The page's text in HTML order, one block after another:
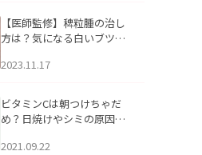
【医師監修】稗粒腫の治し
方は？気になる白いブツブ
アについて
2023.11.17
ビタミンCは朝つけちゃだ
め？日焼けやシミの原因に
2021.09.22